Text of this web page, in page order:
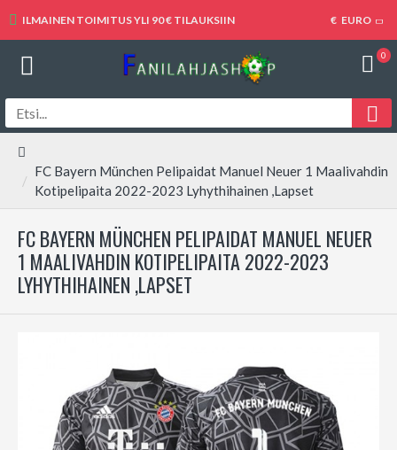
ILMAINEN TOIMITUS YLI 90 € TILAUKSIIN € EURO
0
FC Bayern München Pelipaidat Manuel Neuer 1 Maalivahdin
Kotipelipaita 2022-2023 Lyhythihainen ,Lapset
FC BAYERN MÜNCHEN PELIPAIDAT MANUEL NEUER
1 MAALIVAHDIN KOTIPELIPAITA 2022-2023
LYHYTHIHAINEN ,LAPSET